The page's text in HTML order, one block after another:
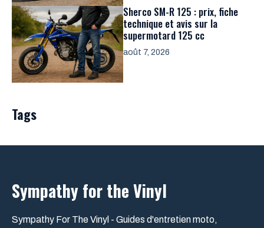
Sherco SM-R 125 : prix, fiche
technique et avis sur la
supermotard 125 cc
août 7, 2026
Tags
Sympathy for the Vinyl
Sympathy For The Vinyl - Guides d'entretien moto,